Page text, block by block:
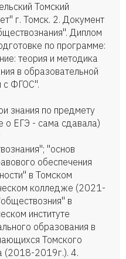
Томский
г. Томск. 2. Документ
Диплом
по программе:
теория и методика
в образовательной
с ФГОС".
знания по предмету
о ЕГЭ - сама сдавала)
"основ
обеспечения
в Томском
колледже (2021-
в
институте
образования в
Томского
(2018-2019г.). 4.